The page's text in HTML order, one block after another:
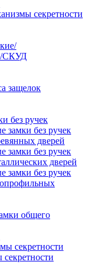
секретности
СКУД
защелок
без ручек
замки без ручек
дверей
замки без ручек
дверей
замки без ручек
общего
секретности